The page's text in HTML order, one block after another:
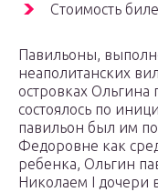
Стоимость
Павильоны,
неаполитанских
островках Ольгина
состоялось по
павильон был им
Федоровне как
ребенка, Ольгин
Николаем I дочери